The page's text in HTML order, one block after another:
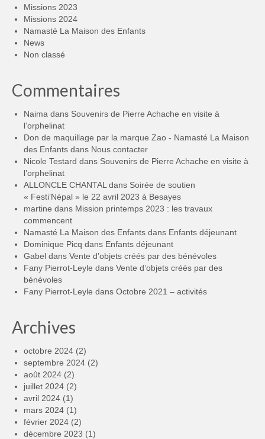
Missions 2023
Missions 2024
Namasté La Maison des Enfants
News
Non classé
Commentaires
Naima dans Souvenirs de Pierre Achache en visite à
l’orphelinat
Don de maquillage par la marque Zao - Namasté La Maison
des Enfants dans Nous contacter
Nicole Testard dans Souvenirs de Pierre Achache en visite à
l’orphelinat
ALLONCLE CHANTAL dans Soirée de soutien
« Festi’Népal » le 22 avril 2023 à Besayes
martine dans Mission printemps 2023 : les travaux
commencent
Namasté La Maison des Enfants dans Enfants déjeunant
Dominique Picq dans Enfants déjeunant
Gabel dans Vente d’objets créés par des bénévoles
Fany Pierrot-Leyle dans Vente d’objets créés par des
bénévoles
Fany Pierrot-Leyle dans Octobre 2021 – activités
Archives
octobre 2024 (2)
septembre 2024 (2)
août 2024 (2)
juillet 2024 (2)
avril 2024 (1)
mars 2024 (1)
février 2024 (2)
décembre 2023 (1)